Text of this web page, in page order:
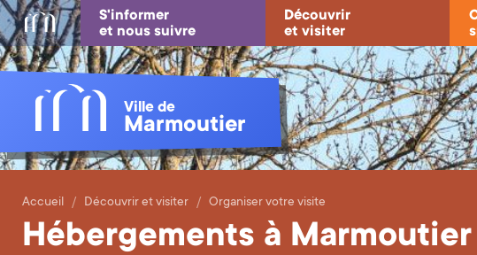
S'informer
et nous suivre
Découvrir
et visiter
Ville de
Marmoutier
Accueil Découvrir et visiter Organiser votre visite
Hébergements à Marmoutier